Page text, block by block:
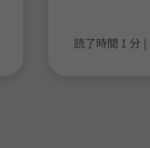
読了時間 1 分 |